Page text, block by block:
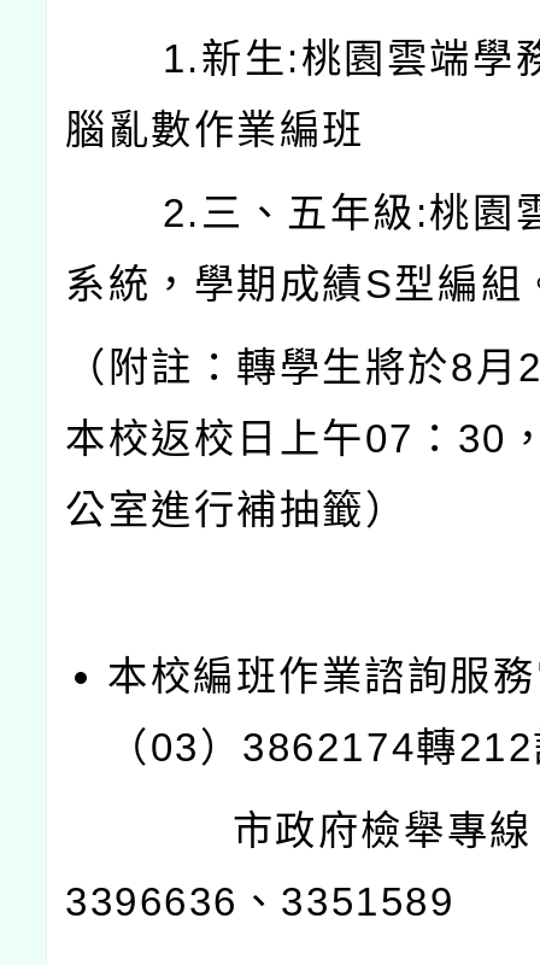
1.新生:桃園雲端學
腦亂數作業編班
2.三、五年級:桃園
系統，學期成績S型編組
（附註：轉學生將於8
本校返校日上午07：30
公室進行補抽籤）
本校編班作業諮詢服
（03）3862174轉
市政府檢舉專線
3396636、3351589